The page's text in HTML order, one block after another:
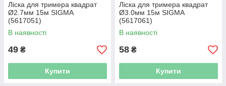
Ліска для тримера квадрат
Ø2.7мм 15м SIGMA
(5617051)
В наявності
49 ₴
Купити
Ліска для тримера квадрат
Ø3.0мм 15м SIGMA
(5617061)
В наявності
58 ₴
Купити